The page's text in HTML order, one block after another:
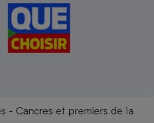
- Cancres et premiers de la